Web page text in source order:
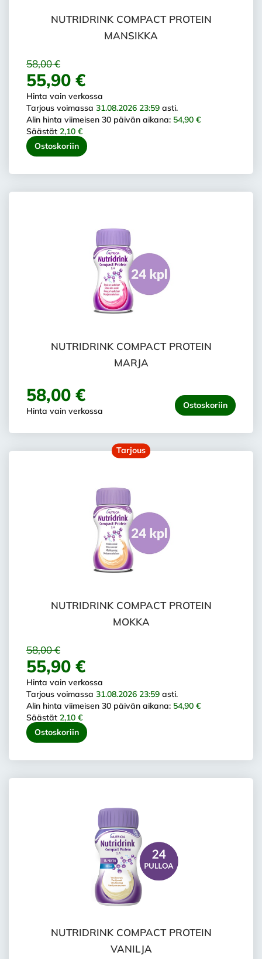
NUTRIDRINK COMPACT PROTEIN
MANSIKKA
58,00 €
55,90 €
Hinta vain verkossa
Tarjous voimassa 31.08.2026 23:59 asti.
Alin hinta viimeisen 30 päivän aikana: 54,90 €
Säästät 2,10 €
Ostoskoriin
NUTRIDRINK COMPACT PROTEIN
MARJA
58,00 €
Hinta vain verkossa
Ostoskoriin
Tarjous
NUTRIDRINK COMPACT PROTEIN
MOKKA
58,00 €
55,90 €
Hinta vain verkossa
Tarjous voimassa 31.08.2026 23:59 asti.
Alin hinta viimeisen 30 päivän aikana: 54,90 €
Säästät 2,10 €
Ostoskoriin
NUTRIDRINK COMPACT PROTEIN
VANILJA